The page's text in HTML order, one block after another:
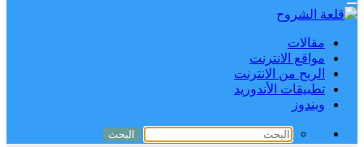
مقالات
مواقع الانترنت
الربح من الانترنت
تطبيقات الأندوريد
ويندوز